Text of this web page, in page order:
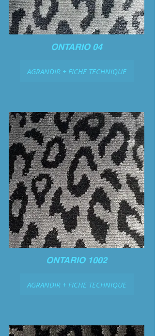
ONTARIO 04
AGRANDIR + FICHE TECHNIQUE
ONTARIO 1002
AGRANDIR + FICHE TECHNIQUE